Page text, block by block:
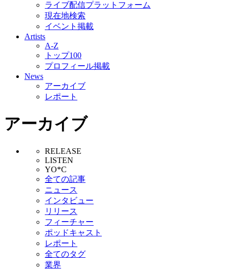
ライブ配信プラットフォーム
現在地検索
イベント掲載
Artists
A-Z
トップ100
プロフィール掲載
News
アーカイブ
レポート
アーカイブ
RELEASE
LISTEN
YO*C
全ての記事
ニュース
インタビュー
リリース
フィーチャー
ポッドキャスト
レポート
全てのタグ
業界